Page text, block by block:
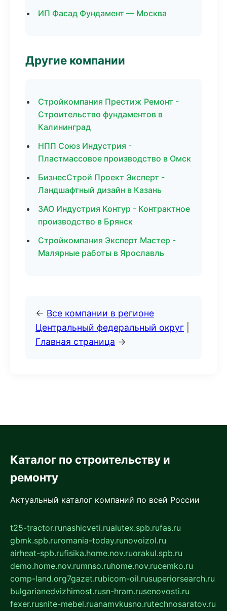
ИП Фасад Фундамент — Москва
Другие компании
Стройкомпания Престиж Ремонт -
Строительство фундаментов в
Калининград
НПП Союз Индустрия -
Пластмассовое производство в Омск
БизнесСтрой Проект Эксперт -
Ландшафтный дизайн в Казань
ЗАО Индустрия Контур - Контрактное
производство в Брянск
Стройкомпания Эксперт Мастер -
Малярные работы в Ярославль
← Все компании в регионе
Центральный федеральный округ
Главная страница →
Каталог по строительству и
ремонту
Актуальный каталог компаний по всей России
t25-tractor.runashicveti.rualutex.spb.rufas.ru
gbmk.spb.ruromania-today.runovoizol.ru
airheat-spb.rufisika.home.nov.ruorakul.spb.ru
demo.home.nov.rumnso.ruhome.nov.rucemko.ru
comp-land.org7gazet.rubicom-oil.rusuperiorsearch.ru
bulgarianedvizhimost.rusn-hram.rusenovosti.ru
fexer.rusnite-mebel.ruanamvkusno.rutechnosaratov.ru